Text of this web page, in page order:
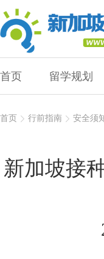
首页 留学规划
首页 行前指南 安全须
新加坡接